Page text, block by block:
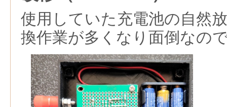
使用していた充電池の自然
換作業が多くなり面倒なの